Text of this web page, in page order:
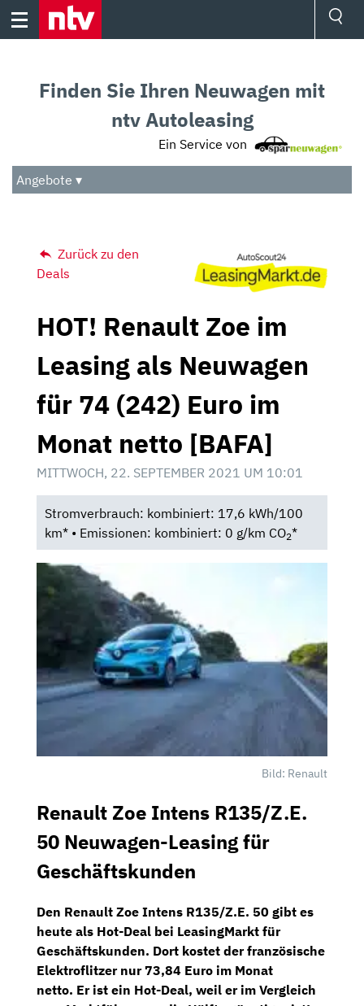
Skip
Audio
Das Beste
Finden Sie Ihren Neuwagen mit
ntv Autoleasing
Ein Service von
Angebote ▾
Zurück zu den
Deals
HOT! Renault Zoe im
Leasing als Neuwagen
für 74 (242) Euro im
Monat netto [BAFA]
MITTWOCH, 22. SEPTEMBER 2021 UM 10:01
Stromverbrauch: kombiniert: 17,6 kWh/100
km* • Emissionen: kombiniert: 0 g/km CO2*
Bild: Renault
Renault Zoe Intens R135/Z.E.
50 Neuwagen-Leasing für
Geschäftskunden
Den Renault Zoe Intens R135/Z.E. 50 gibt es
heute als Hot-Deal bei LeasingMarkt für
Geschäftskunden. Dort kostet der französische
Elektroflitzer nur73,84 Euro im Monat
netto. Er ist ein Hot-Deal, weil er im Vergleich